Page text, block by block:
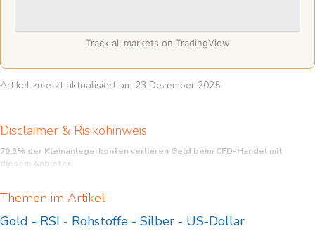
Track all markets on TradingView
Artikel zuletzt aktualisiert am 23 Dezember 2025
Disclaimer & Risikohinweis
70,3% der Kleinanlegerkonten verlieren Geld beim CFD-Handel mit
diesem Anbieter.
hohes Risiko, schnell Geld zu verlieren. Sie sollten überlegen, ob Sie verstehen,
einzugehen, Ihr Geld zu verlieren.
Themen im Artikel
Gold - RSI - Rohstoffe - Silber - US-Dollar